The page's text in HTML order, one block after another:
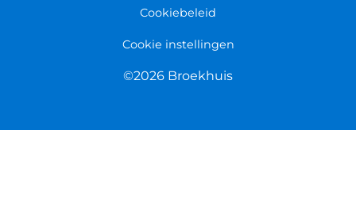
Cookiebeleid
Cookie instellingen
©2026 Broekhuis